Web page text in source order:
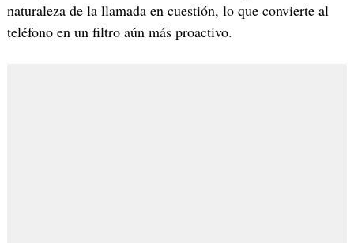
naturaleza de la llamada en cuestión, lo que convierte al
teléfono en un filtro aún más proactivo.